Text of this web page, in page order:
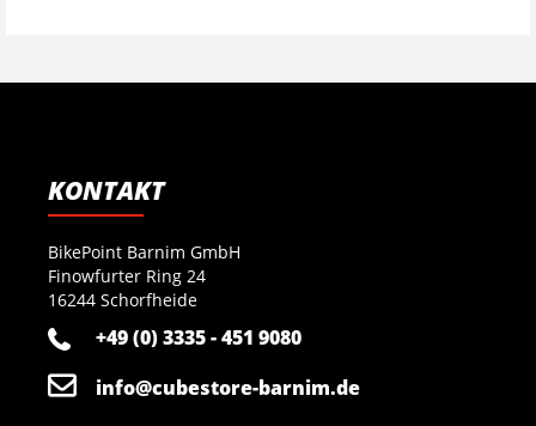
KONTAKT
BikePoint Barnim GmbH
Finowfurter Ring 24
16244 Schorfheide
+49 (0) 3335 - 451 9080
info@cubestore-barnim.de